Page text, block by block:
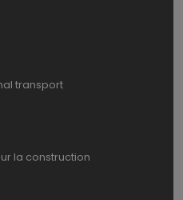
transport
la construction